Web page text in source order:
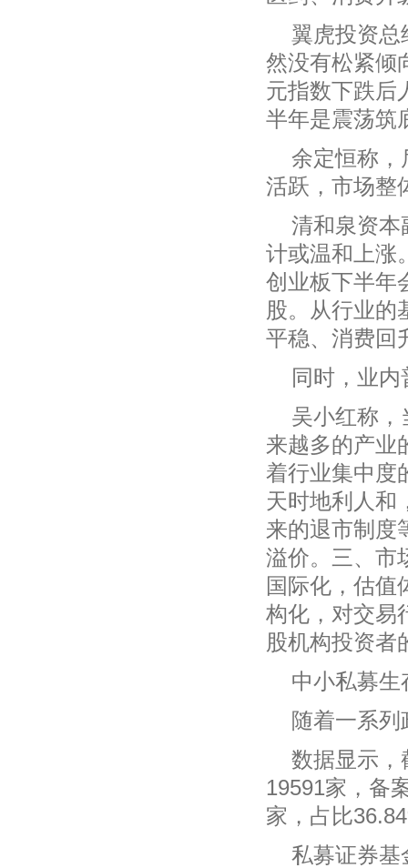
翼虎投资总
然没有松紧倾
元指数下跌后
半年是震荡筑
余定恒称，
活跃，市场整
清和泉资本
计或温和上涨
创业板下半年
股。从行业的
平稳、消费回
同时，业
吴小红称，
来越多的产业
着行业集中度
天时地利人和
来的退市制度
溢价。三、市
国际化，估值
构化，对交易
股机构投资者
中小私募生
随着一系
数据显示，
19591家，备
家，占比
私募证券基